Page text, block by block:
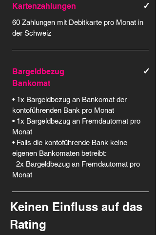
Kartenzahlungen ✓
60 Zahlungen mit Debitkarte pro Monat in
der Schweiz
Bargeldbezug
Bankomat
✓
• 1x Bargeldbezug an Bankomat der
kontoführenden Bank pro Monat
• 1x Bargeldbezug an Fremdautomat pro
Monat
• Falls die kontoführende Bank keine
eigenen Bankomaten betreibt:
2x Bargeldbezug an Fremdautomat pro
Monat
Keinen Einfluss auf das
Rating